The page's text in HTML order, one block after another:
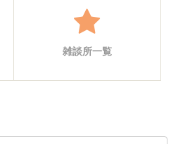
雑談所一覧